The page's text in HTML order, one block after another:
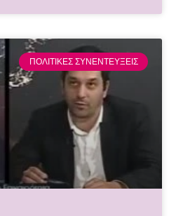
ΠΟΛΙΤΙΚΕΣ ΣΥΝΕΝΤΕΥΞΕΙΣ